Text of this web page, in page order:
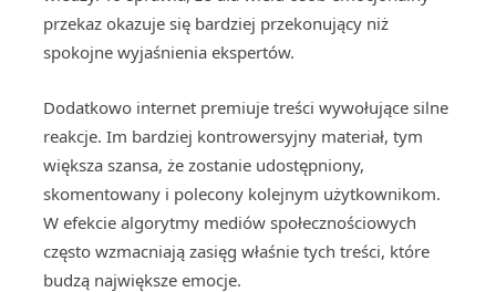
przekaz okazuje się bardziej przekonujący niż
spokojne wyjaśnienia ekspertów.
Dodatkowo internet premiuje treści wywołujące silne
reakcje. Im bardziej kontrowersyjny materiał, tym
większa szansa, że zostanie udostępniony,
skomentowany i polecony kolejnym użytkownikom.
W efekcie algorytmy mediów społecznościowych
często wzmacniają zasięg właśnie tych treści, które
budzą największe emocje.